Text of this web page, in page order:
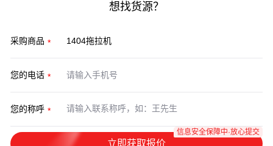
想找货源？
采购商品
您的电话
您的称呼
立即获取报价
信息安全保障中·放心提交